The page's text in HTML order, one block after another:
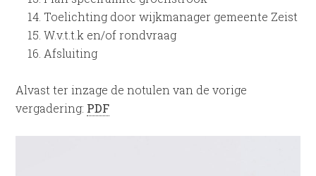
Toelichting door wijkmanager gemeente Zeist
W.v.t.t.k en/of rondvraag
Afsluiting
Alvast ter inzage de notulen van de vorige
vergadering: PDF